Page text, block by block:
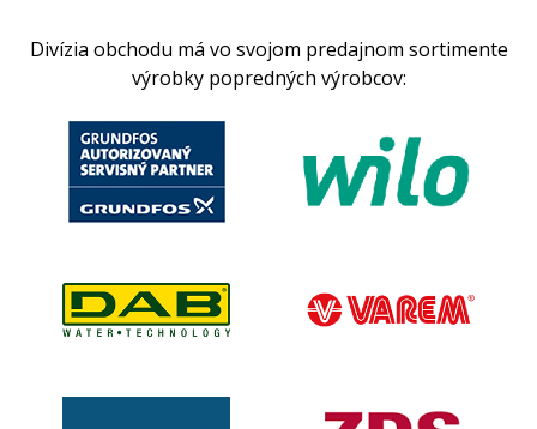
Divízia obchodu má vo svojom predajnom sortimente
výrobky popredných výrobcov: